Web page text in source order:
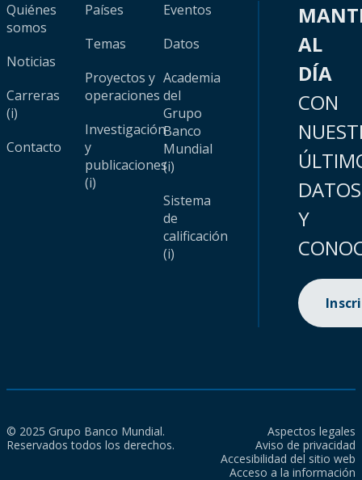
Quiénes
somos
Noticias
Carreras
(i)
Contacto
Países
Temas
Proyectos y
operaciones
Investigación
y
publicaciones
(i)
Eventos
Datos
Academia
del
Grupo
Banco
Mundial
(i)
Sistema
de
calificación
(i)
AL
DÍA
CON
DATOS
Y
© 2025 Grupo Banco Mundial.
Reservados todos los derechos.
Aspectos legales
Aviso de privacidad
Accesibilidad del sitio web
Acceso a la información